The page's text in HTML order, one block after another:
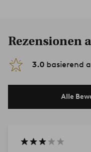
Rezensionen
3.0 basierend
Alle